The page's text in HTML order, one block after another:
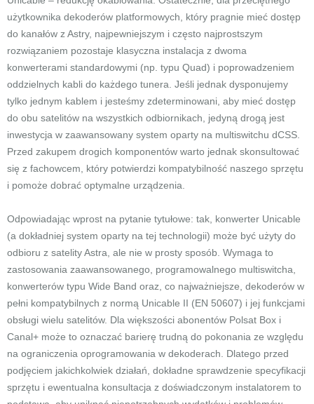
użytkownika dekoderów platformowych, który pragnie mieć dostęp
do kanałów z Astry, najpewniejszym i często najprostszym
rozwiązaniem pozostaje klasyczna instalacja z dwoma
konwerterami standardowymi (np. typu Quad) i poprowadzeniem
oddzielnych kabli do każdego tunera. Jeśli jednak dysponujemy
tylko jednym kablem i jesteśmy zdeterminowani, aby mieć dostęp
do obu satelitów na wszystkich odbiornikach, jedyną drogą jest
inwestycja w zaawansowany system oparty na multiswitchu dCSS.
Przed zakupem drogich komponentów warto jednak skonsultować
się z fachowcem, który potwierdzi kompatybilność naszego sprzętu
i pomoże dobrać optymalne urządzenia.
Odpowiadając wprost na pytanie tytułowe: tak, konwerter Unicable
(a dokładniej system oparty na tej technologii) może być użyty do
odbioru z satelity Astra, ale nie w prosty sposób. Wymaga to
zastosowania zaawansowanego, programowalnego multiswitcha,
konwerterów typu Wide Band oraz, co najważniejsze, dekoderów w
pełni kompatybilnych z normą Unicable II (EN 50607) i jej funkcjami
obsługi wielu satelitów. Dla większości abonentów Polsat Box i
Canal+ może to oznaczać barierę trudną do pokonania ze względu
na ograniczenia oprogramowania w dekoderach. Dlatego przed
podjęciem jakichkolwiek działań, dokładne sprawdzenie specyfikacji
sprzętu i ewentualna konsultacja z doświadczonym instalatorem to